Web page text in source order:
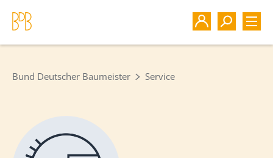
Bund Deutscher Baumeister Service